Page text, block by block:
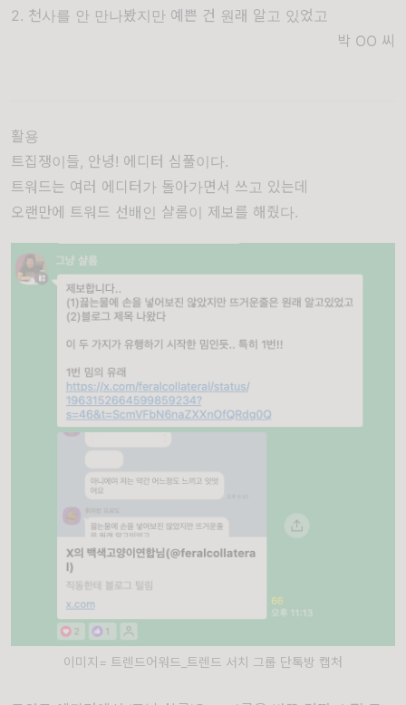
2. 천사를 안 만나봤지만 예쁜 건 원래 알고 있었고
박 OO 씨
활용
트집쟁이들, 안녕! 에디터 심풀이다.
트워드는 여러 에디터가 돌아가면서 쓰고 있는데
오랜만에 트워드 선배인 샬롬이 제보를 해줬다.
이미지= 트렌드어워드_트렌드 서치 그룹 단톡방 캡처